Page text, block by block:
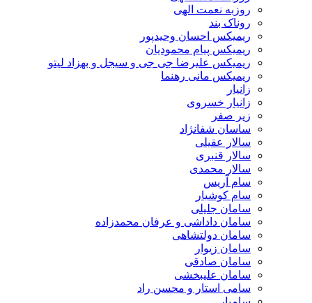
روزبه نعمت الهی
روناک بند
ریمیکس احسان وحیدپور
ریمیکس پیام محمودیان
ریمیکس علیرضا جی جی و سیجل و بهزاد لیتو
ریمیکس مانی رهنما
زانیار
زانیار خسروی
زیر صفر
ساسان شفانژاد
سالار عقیلی
سالار قنبری
سالار محمدی
سام آریس
سام کوشیار
سامان جلیلی
سامان داداشی و عرفان محمدزاده
سامان دولتشاهی
سامان زیوار
سامان صادقی
سامان علیبخشی
سامی استار و محسن راد